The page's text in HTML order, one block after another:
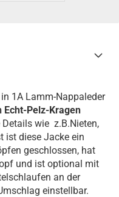
in 1A Lamm-Nappaleder
Pelz-Kragen
wie z.B.Nieten,
ist diese Jacke ein
geschlossen, hat
und ist optional mit
an der
einstellbar.